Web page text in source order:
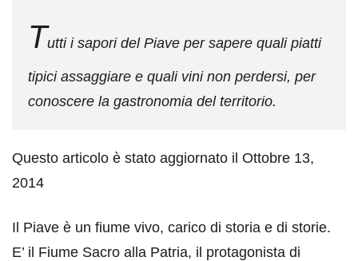
Tutti i sapori del Piave per sapere quali piatti
tipici assaggiare e quali vini non perdersi, per
conoscere la gastronomia del territorio.
Questo articolo è stato aggiornato il Ottobre 13,
2014
Il Piave è un fiume vivo, carico di storia e di storie.
E’ il Fiume Sacro alla Patria, il protagonista di